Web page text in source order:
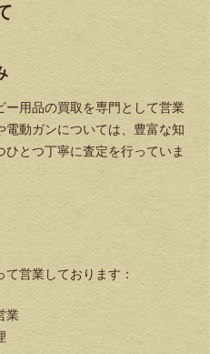
用品の買取を専門として営業
電動ガンについては、豊富な知
とつ丁寧に査定を行っていま
営業しております：
業